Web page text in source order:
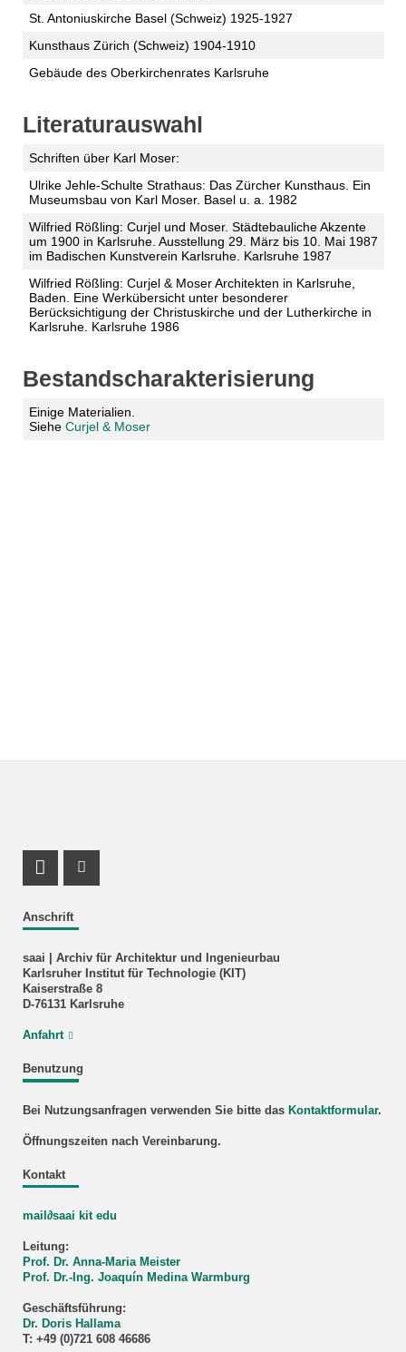
St. Antoniuskirche Basel (Schweiz) 1925-1927
Kunsthaus Zürich (Schweiz) 1904-1910
Gebäude des Oberkirchenrates Karlsruhe
Literaturauswahl
Schriften über Karl Moser:
Ulrike Jehle-Schulte Strathaus: Das Zürcher Kunsthaus. Ein
Museumsbau von Karl Moser. Basel u. a. 1982
Wilfried Rößling: Curjel und Moser. Städtebauliche Akzente
um 1900 in Karlsruhe. Ausstellung 29. März bis 10. Mai 1987
im Badischen Kunstverein Karlsruhe. Karlsruhe 1987
Wilfried Rößling: Curjel & Moser Architekten in Karlsruhe,
Baden. Eine Werkübersicht unter besonderer
Berücksichtigung der Christuskirche und der Lutherkirche in
Karlsruhe. Karlsruhe 1986
Bestandscharakterisierung
Einige Materialien.
Siehe Curjel & Moser
Anschrift
saai | Archiv für Architektur und Ingenieurbau
Karlsruher Institut für Technologie (KIT)
Kaiserstraße 8
D-76131 Karlsruhe
Anfahrt
Benutzung
Bei Nutzungsanfragen verwenden Sie bitte das Kontaktformular.
Öffnungszeiten nach Vereinbarung.
Kontakt
mail∂saai kit edu
Leitung:
Prof. Dr. Anna-Maria Meister
Prof. Dr.-Ing. Joaquín Medina Warmburg
Geschäftsführung:
Dr. Doris Hallama
T: +49 (0)721 608 46686
Facebook Profil
Instagram Profil